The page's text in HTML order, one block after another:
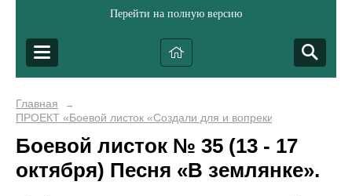
Перейти на полную версию
Главная →
ПРОЕКТ «Боевой листок «Создали для и вопреки...»
Боевой листок № 35 (13 - 17
октября) Песня «В землянке».